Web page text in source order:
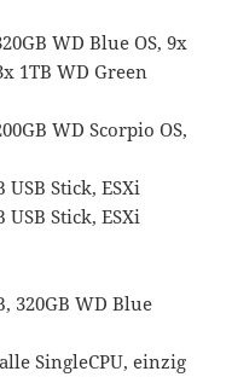
WD Blue OS, 9x
1TB WD Green
WD Scorpio OS,
USB Stick, ESXi
USB Stick, ESXi
320GB WD Blue
SingleCPU, einzig